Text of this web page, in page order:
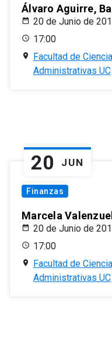
Álvaro Aguirre,
20 de Junio de
17:00
Facultad de
Administrativas UC
20 JUN
Finanzas
Marcela
20 de Junio de
17:00
Facultad de
Administrativas UC